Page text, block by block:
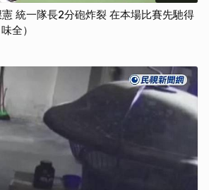
統一隊長2分砲炸裂 在本場比賽先馳得
全）